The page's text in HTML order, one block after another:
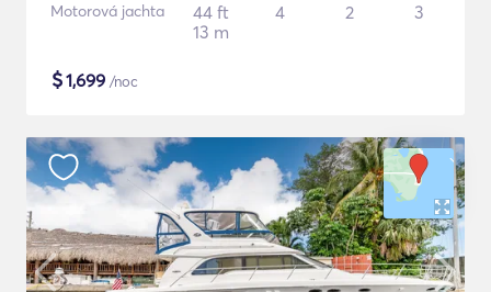
Motorová jachta
44 ft
13 m
4 2 3
$1,699 /noc